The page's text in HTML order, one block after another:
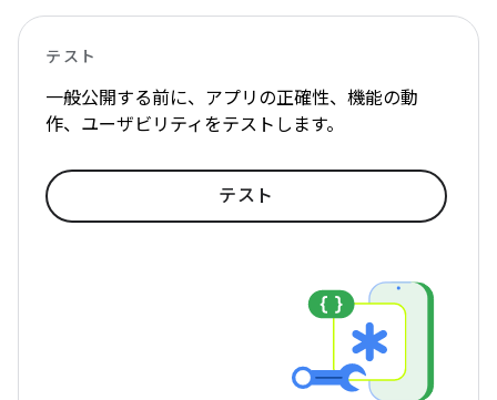
テスト
一般公開する前に、アプリの正確性、機能の動
作、ユーザビリティをテストします。
テスト